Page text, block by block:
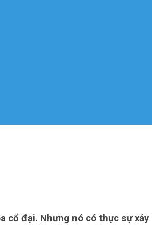
cổ đại. Nhưng nó có thực sự xảy